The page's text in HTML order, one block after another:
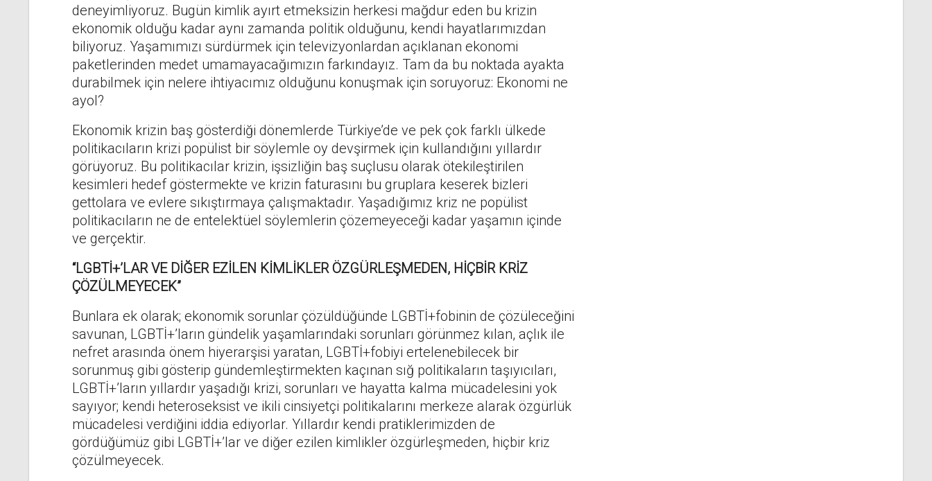
deneyimliyoruz. Bugün kimlik ayırt etmeksizin herkesi mağdur eden bu krizin
ekonomik olduğu kadar aynı zamanda politik olduğunu, kendi hayatlarımızdan
biliyoruz. Yaşamımızı sürdürmek için televizyonlardan açıklanan ekonomi
paketlerinden medet umamayacağımızın farkındayız. Tam da bu noktada ayakta
durabilmek için nelere ihtiyacımız olduğunu konuşmak için soruyoruz: Ekonomi ne
ayol?
Ekonomik krizin baş gösterdiği dönemlerde Türkiye’de ve pek çok farklı ülkede
politikacıların krizi popülist bir söylemle oy devşirmek için kullandığını yıllardır
görüyoruz. Bu politikacılar krizin, işsizliğin baş suçlusu olarak ötekileştirilen
kesimleri hedef göstermekte ve krizin faturasını bu gruplara keserek bizleri
gettolara ve evlere sıkıştırmaya çalışmaktadır. Yaşadığımız kriz ne popülist
politikacıların ne de entelektüel söylemlerin çözemeyeceği kadar yaşamın içinde
ve gerçektir.
“LGBTİ+’LAR VE DİĞER EZİLEN KİMLİKLER ÖZGÜRLEŞMEDEN, HİÇBİR KRİZ
ÇÖZÜLMEYECEK”
Bunlara ek olarak; ekonomik sorunlar çözüldüğünde LGBTİ+fobinin de çözüleceğini
savunan, LGBTİ+’ların gündelik yaşamlarındaki sorunları görünmez kılan, açlık ile
nefret arasında önem hiyerarşisi yaratan, LGBTİ+fobiyi ertelenebilecek bir
sorunmuş gibi gösterip gündemleştirmekten kaçınan sığ politikaların taşıyıcıları,
LGBTİ+’ların yıllardır yaşadığı krizi, sorunları ve hayatta kalma mücadelesini yok
sayıyor; kendi heteroseksist ve ikili cinsiyetçi politikalarını merkeze alarak özgürlük
mücadelesi verdiğini iddia ediyorlar. Yıllardır kendi pratiklerimizden de
gördüğümüz gibi LGBTİ+’lar ve diğer ezilen kimlikler özgürleşmeden, hiçbir kriz
çözülmeyecek.